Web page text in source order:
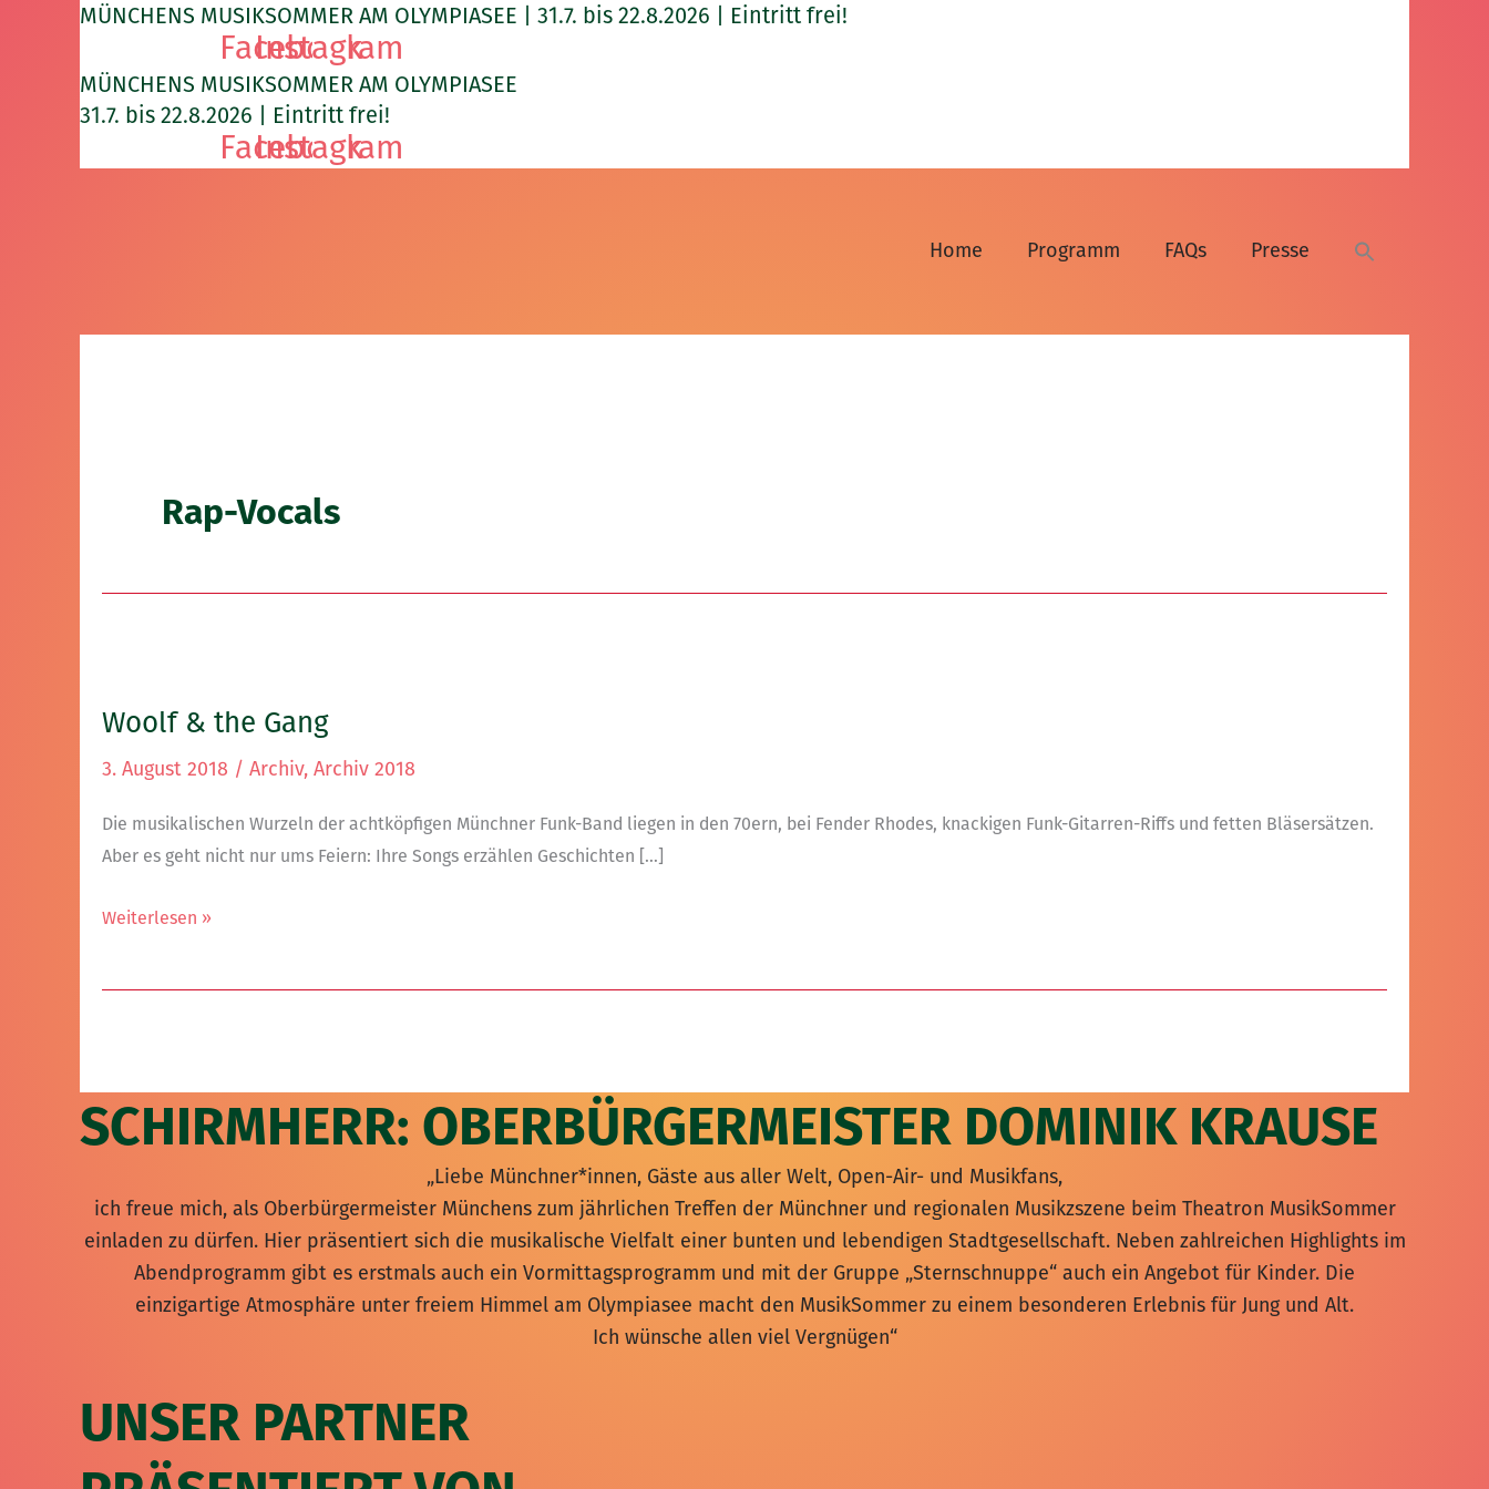
MÜNCHENS MUSIKSOMMER AM OLYMPIASEE | 31.7. bis 22.8.2026 | Eintritt frei!
Facebook
Instagram
MÜNCHENS MUSIKSOMMER AM OLYMPIASEE
31.7. bis 22.8.2026 | Eintritt frei!
Facebook
Instagram
Home Programm FAQs Presse
Rap-Vocals
Woolf & the Gang
3. August 2018 / Archiv, Archiv 2018
Die musikalischen Wurzeln der achtköpfigen Münchner Funk-Band liegen in den 70ern, bei Fender Rhodes, knackigen Funk-Gitarren-Riffs und fetten Bläsersätzen.
Aber es geht nicht nur ums Feiern: Ihre Songs erzählen Geschichten […]
the
Weiterlesen »
SCHIRMHERR: OBERBÜRGERMEISTER DOMINIK KRAUSE
„Liebe Münchner*innen, Gäste aus aller Welt, Open-Air- und Musikfans,
ich freue mich, als Oberbürgermeister Münchens zum jährlichen Treffen der Münchner und regionalen Musikzszene beim Theatron MusikSommer
einladen zu dürfen. Hier präsentiert sich die musikalische Vielfalt einer bunten und lebendigen Stadtgesellschaft. Neben zahlreichen Highlights im
Abendprogramm gibt es erstmals auch ein Vormittagsprogramm und mit der Gruppe „Sternschnuppe“ auch ein Angebot für Kinder. Die
einzigartige Atmosphäre unter freiem Himmel am Olympiasee macht den MusikSommer zu einem besonderen Erlebnis für Jung und Alt.
Ich wünsche allen viel Vergnügen“
UNSER PARTNER